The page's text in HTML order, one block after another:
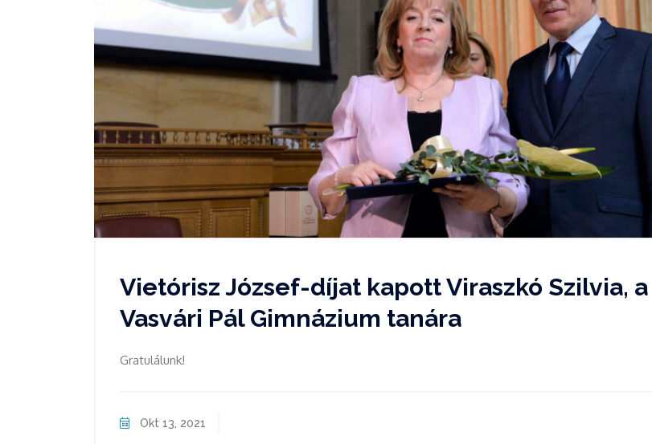
Vietórisz József-díjat kapott Viraszkó Szilvia, a
Vasvári Pál Gimnázium tanára
Gratulálunk!
Okt 13, 2021